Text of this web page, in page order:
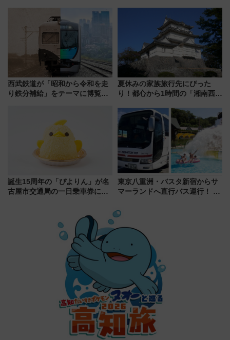
全力応援 夜行列車「ドリーム
おひさま号」も走る
西武鉄道が「昭和から令和を走
り鉄分補給」をテーマに博覧会
験ブースも アクセスや申込方法
夏休みの家族旅行先にぴった
り！都心から1時間の「湘南西エ
島とは異なる魅力を持つ今夏の
注目スポット
誕生15周年の「ぴよりん」が名
古屋市交通局の一日乗車券に！
東京八重洲・バスタ新宿からサ
マーランドへ直行バス運行！ お
推し活を楽しもう！（2026年